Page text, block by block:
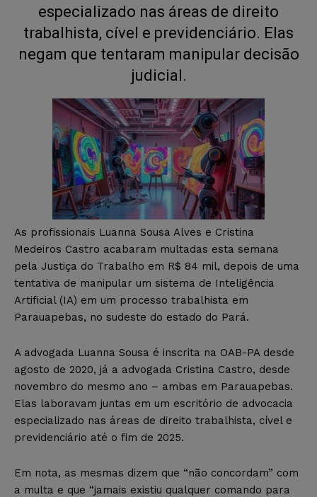
especializado nas áreas de direito
trabalhista, cível e previdenciário. Elas
negam que tentaram manipular decisão
judicial.
As profissionais Luanna Sousa Alves e Cristina
Medeiros Castro acabaram multadas esta semana
pela Justiça do Trabalho em R$ 84 mil, depois de uma
tentativa de manipular um sistema de Inteligência
Artificial (IA) em um processo trabalhista em
Parauapebas, no sudeste do estado do Pará.
A advogada Luanna Sousa é inscrita na OAB-PA desde
agosto de 2020, já a advogada Cristina Castro, desde
novembro do mesmo ano – ambas em Parauapebas.
Elas laboravam juntas em um escritório de advocacia
especializado nas áreas de direito trabalhista, cível e
previdenciário até o fim de 2025.
Em nota, as mesmas dizem que “não concordam” com
a multa e que “jamais existiu qualquer comando para